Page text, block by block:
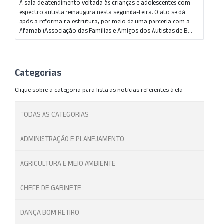
A sala de atendimento voltada às crianças e adolescentes com
espectro autista reinaugura nesta segunda-feira. O ato se dá
após a reforma na estrutura, por meio de uma parceria com a
Afamab (Associação das Famílias e Amigos dos Autistas de B...
Categorias
Clique sobre a categoria para lista as notícias referentes à ela
TODAS AS CATEGORIAS
ADMINISTRAÇÃO E PLANEJAMENTO
AGRICULTURA E MEIO AMBIENTE
CHEFE DE GABINETE
DANÇA BOM RETIRO